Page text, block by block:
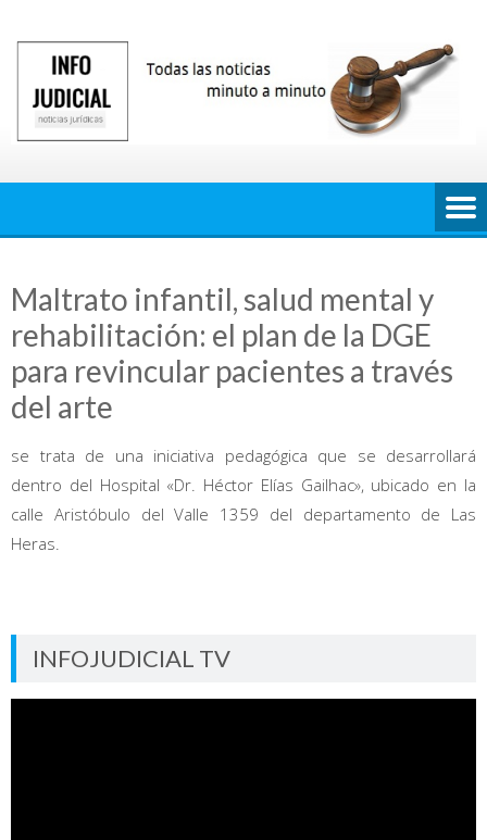
contenido
Maltrato infantil, salud mental y
rehabilitación: el plan de la DGE
para revincular pacientes a través
del arte
se trata de una iniciativa pedagógica que se desarrollará
dentro del Hospital «Dr. Héctor Elías Gailhac», ubicado en la
calle Aristóbulo del Valle 1359 del departamento de Las
Heras.
INFOJUDICIAL TV